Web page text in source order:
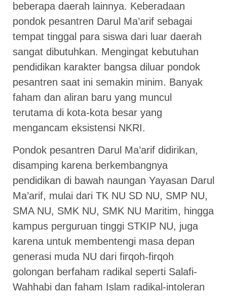
beberapa daerah lainnya. Keberadaan
pondok pesantren Darul Ma’arif sebagai
tempat tinggal para siswa dari luar daerah
sangat dibutuhkan. Mengingat kebutuhan
pendidikan karakter bangsa diluar pondok
pesantren saat ini semakin minim. Banyak
faham dan aliran baru yang muncul
terutama di kota-kota besar yang
mengancam eksistensi NKRI.
Pondok pesantren Darul Ma’arif didirikan,
disamping karena berkembangnya
pendidikan di bawah naungan Yayasan Darul
Ma’arif, mulai dari TK NU SD NU, SMP NU,
SMA NU, SMK NU, SMK NU Maritim, hingga
kampus perguruan tinggi STKIP NU, juga
karena untuk membentengi masa depan
generasi muda NU dari firqoh-firqoh
golongan berfaham radikal seperti Salafi-
Wahhabi dan faham Islam radikal-intoleran